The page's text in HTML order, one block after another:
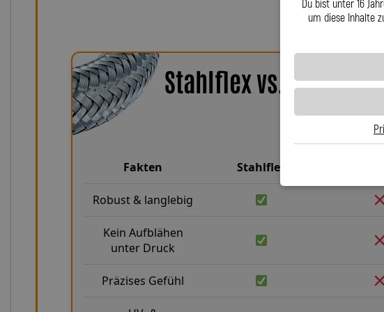
Stahlflex vs. Gummi
Fakten Stahlflex
Robust & langlebig
Kein Aufblähen
unter Druck
Präzises Gefühl
Du bist unter 16
um diese Inhalte